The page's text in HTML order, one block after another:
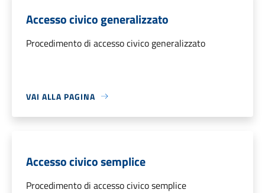
Accesso civico generalizzato
Procedimento di accesso civico generalizzato
VAI ALLA PAGINA
Accesso civico semplice
Procedimento di accesso civico semplice